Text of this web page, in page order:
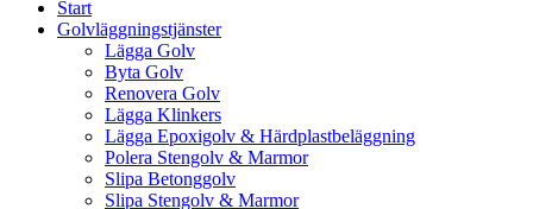
Start
Golvläggningstjänster
Lägga Golv
Byta Golv
Renovera Golv
Lägga Klinkers
Lägga Epoxigolv & Härdplastbeläggning
Polera Stengolv & Marmor
Slipa Betonggolv
Slipa Stengolv & Marmor